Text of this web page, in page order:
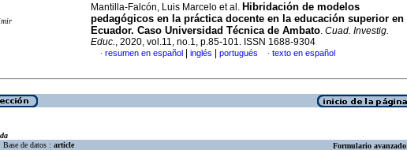
Mantilla-Falcón, Luis Marcelo et al. Hibridación de modelos
pedagógicos en la práctica docente en la educación superior en
Ecuador. Caso Universidad Técnica de Ambato. Cuad. Investig.
Educ., 2020, vol.11, no.1, p.85-101. ISSN 1688-9304
· resumen en español inglés portugués · texto en español
Base de datos : article Formulario avanzado